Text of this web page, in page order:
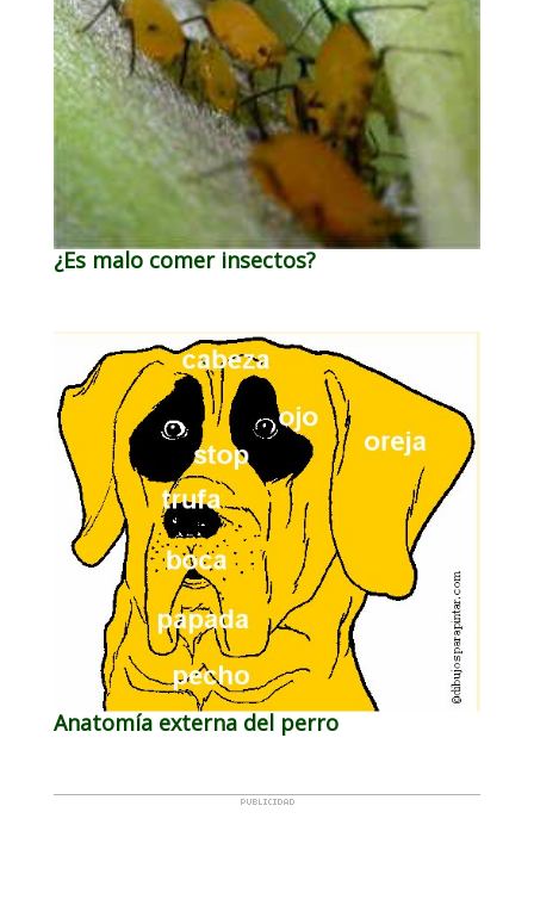
¿Es malo comer insectos?
Anatomía externa del perro